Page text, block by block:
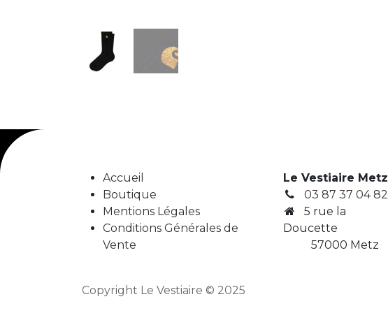
Accueil
Boutique
Mentions Légales
Conditions Générales de
Vente
Le Vestiaire Metz
03 87 37 04 82
5 rue la
Doucette
57000 Metz
Copyright Le Vestiaire © 2025